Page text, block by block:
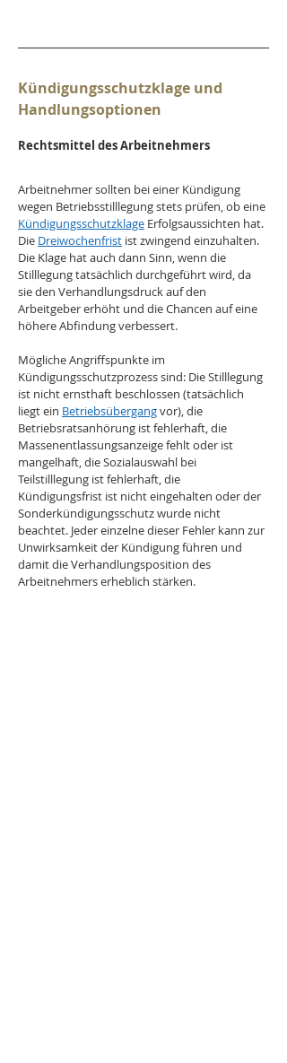
Kündigungsschutzklage und
Handlungsoptionen
Rechtsmittel des Arbeitnehmers
Arbeitnehmer sollten bei einer Kündigung
wegen Betriebsstilllegung stets prüfen, ob eine
Kündigungsschutzklage Erfolgsaussichten hat.
Die Dreiwochenfrist ist zwingend einzuhalten.
Die Klage hat auch dann Sinn, wenn die
Stilllegung tatsächlich durchgeführt wird, da
sie den Verhandlungsdruck auf den
Arbeitgeber erhöht und die Chancen auf eine
höhere Abfindung verbessert.
Mögliche Angriffspunkte im
Kündigungsschutzprozess sind: Die Stilllegung
ist nicht ernsthaft beschlossen (tatsächlich
liegt ein Betriebsübergang vor), die
Betriebsratsanhörung ist fehlerhaft, die
Massenentlassungsanzeige fehlt oder ist
mangelhaft, die Sozialauswahl bei
Teilstilllegung ist fehlerhaft, die
Kündigungsfrist ist nicht eingehalten oder der
Sonderkündigungsschutz wurde nicht
beachtet. Jeder einzelne dieser Fehler kann zur
Unwirksamkeit der Kündigung führen und
damit die Verhandlungsposition des
Arbeitnehmers erheblich stärken.